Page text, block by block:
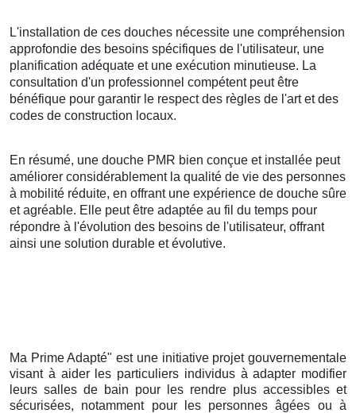
L'installation de ces douches nécessite une compréhension
approfondie des besoins spécifiques de l'utilisateur, une
planification adéquate et une exécution minutieuse. La
consultation d'un professionnel compétent peut être
bénéfique pour garantir le respect des règles de l'art et des
codes de construction locaux.
En résumé, une douche PMR bien conçue et installée peut
améliorer considérablement la qualité de vie des personnes
à mobilité réduite, en offrant une expérience de douche sûre
et agréable. Elle peut être adaptée au fil du temps pour
répondre à l'évolution des besoins de l'utilisateur, offrant
ainsi une solution durable et évolutive.
Ma Prime Adapté" est une initiative projet gouvernementale
visant à aider les particuliers individus à adapter modifier
leurs salles de bain pour les rendre plus accessibles et
sécurisées, notamment pour les personnes âgées ou à